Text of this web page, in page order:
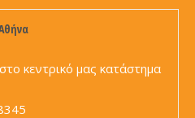
κεντρικό μας κατάστημα